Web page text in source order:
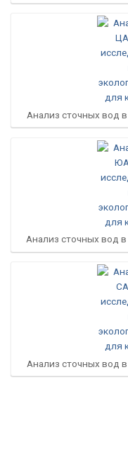
Анализ сточных вод
Анализ сточных вод
Анализ сточных вод